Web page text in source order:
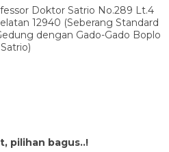
Doktor Satrio No.289 Lt.4
12940 (Seberang Standard
dengan Gado-Gado Boplo
Satrio)
pilihan bagus..!